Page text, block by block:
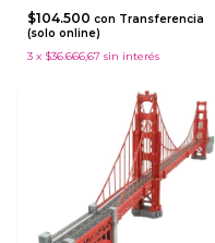
$104.500 con Transferencia
(solo online)
3 x $36.666,67 sin interés